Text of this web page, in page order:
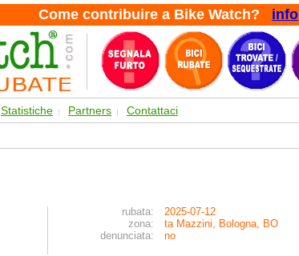
Come contribuire a Bike Watch? info
Statistiche | Partners | Contattaci
rubata:
2025-07-12
zona:
ta Mazzini, Bologna, BO
denunciata:
no